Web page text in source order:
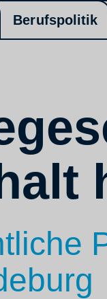
Berufspolitik